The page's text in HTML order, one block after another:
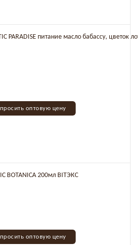
PARADISE питание масло бабассу, цветок
оптовую цену
BOTANICA 200мл BITЭКС
оптовую цену